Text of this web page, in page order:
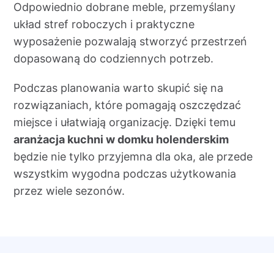
Odpowiednio dobrane meble, przemyślany
układ stref roboczych i praktyczne
wyposażenie pozwalają stworzyć przestrzeń
dopasowaną do codziennych potrzeb.
Podczas planowania warto skupić się na
rozwiązaniach, które pomagają oszczędzać
miejsce i ułatwiają organizację. Dzięki temu
aranżacja kuchni w domku holenderskim
będzie nie tylko przyjemna dla oka, ale przede
wszystkim wygodna podczas użytkowania
przez wiele sezonów.